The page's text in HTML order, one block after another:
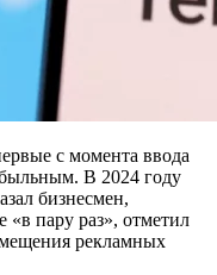
с момента ввода
В 2024 году
бизнесмен,
пару раз», отметил
рекламных